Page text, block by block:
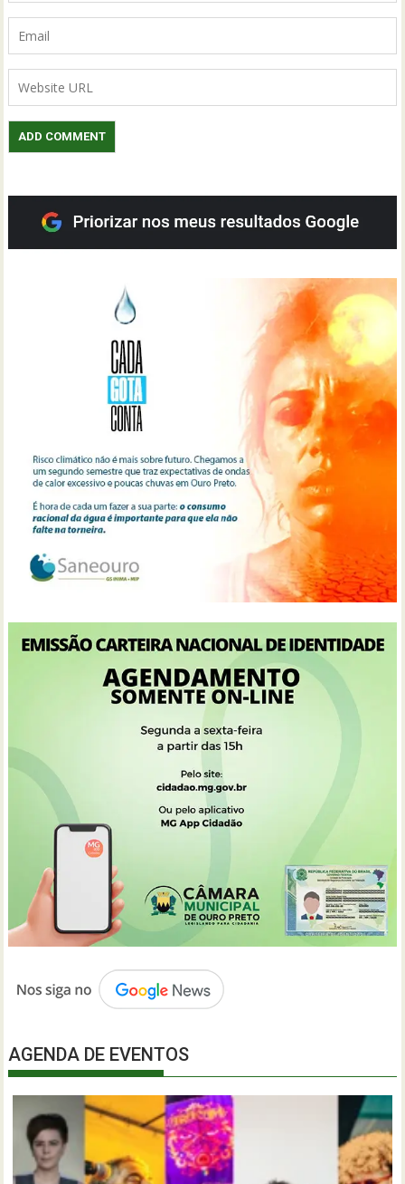
AGENDA DE EVENTOS